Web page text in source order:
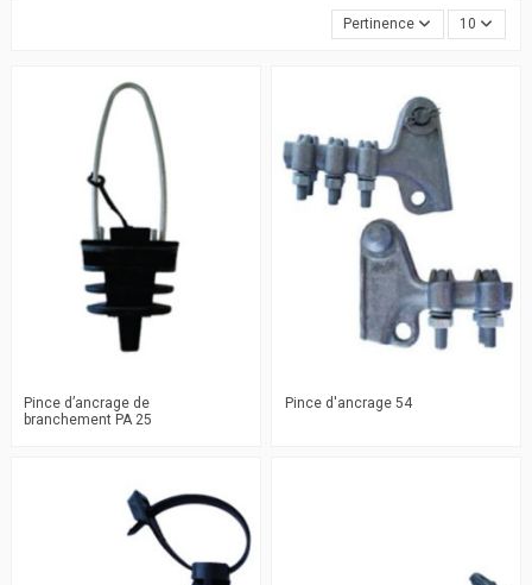
Pertinence 10
Pince d’ancrage de
branchement PA 25
Pince d'ancrage 54